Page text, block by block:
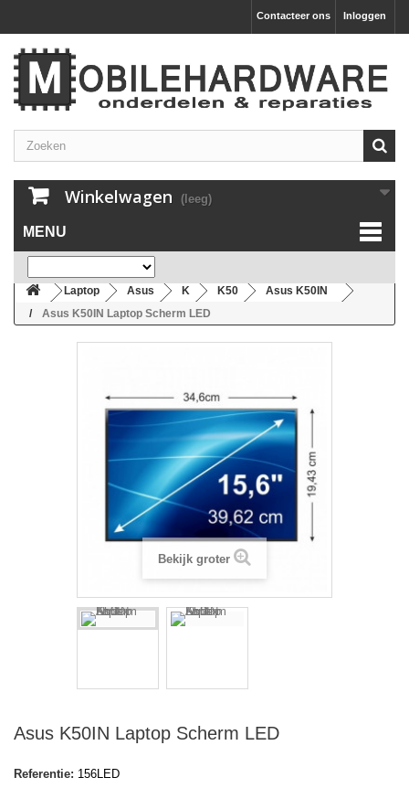
Inloggen
Contacteer ons
Winkelwagen (leeg)
MENU
Laptop Asus K K50
Asus K50IN
Asus K50IN Laptop Scherm LED
Bekijk groter
Asus K50IN Laptop Scherm LED
Referentie: 156LED